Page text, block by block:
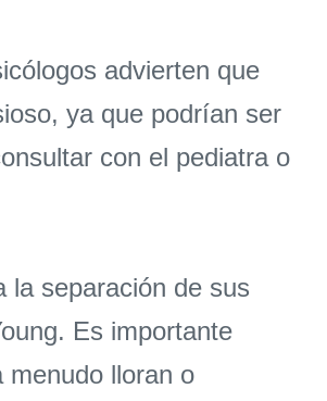
advierten que
ya que podrían ser
con el pediatra o
la separación de sus
Es importante
menudo lloran o